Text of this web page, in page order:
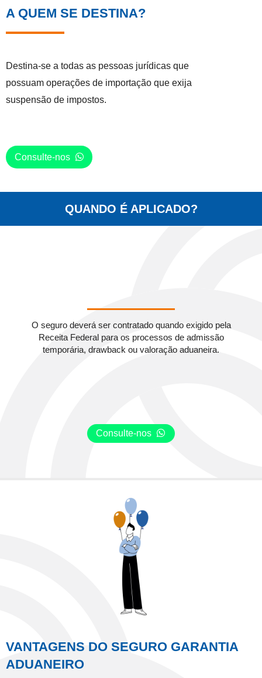
A QUEM SE DESTINA?
Destina-se a todas as pessoas jurídicas que
possuam operações de importação que exija
suspensão de impostos.
Consulte-nos
QUANDO É APLICADO?
O seguro deverá ser contratado quando exigido pela
Receita Federal para os processos de admissão
temporária, drawback ou valoração aduaneira.
Consulte-nos
VANTAGENS DO SEGURO GARANTIA
ADUANEIRO